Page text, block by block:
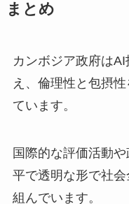
まとめ
カンボジア政府は
え、倫理性と包摂
ています。
国際的な評価活動
平で透明な形で社
組んでいます。